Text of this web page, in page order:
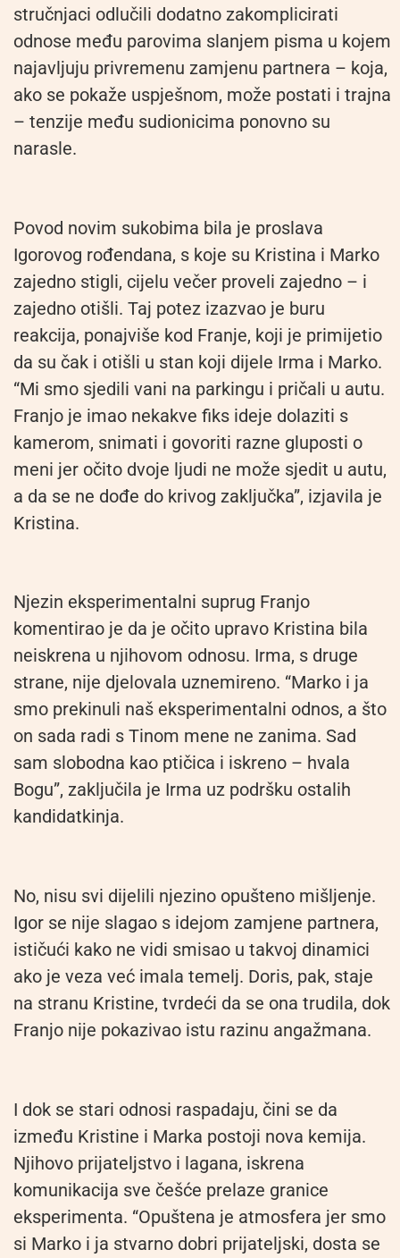
stručnjaci odlučili dodatno zakomplicirati
odnose među parovima slanjem pisma u kojem
najavljuju privremenu zamjenu partnera – koja,
ako se pokaže uspješnom, može postati i trajna
– tenzije među sudionicima ponovno su
narasle.
Povod novim sukobima bila je proslava
Igorovog rođendana, s koje su Kristina i Marko
zajedno stigli, cijelu večer proveli zajedno – i
zajedno otišli. Taj potez izazvao je buru
reakcija, ponajviše kod Franje, koji je primijetio
da su čak i otišli u stan koji dijele Irma i Marko.
“Mi smo sjedili vani na parkingu i pričali u autu.
Franjo je imao nekakve fiks ideje dolaziti s
kamerom, snimati i govoriti razne gluposti o
meni jer očito dvoje ljudi ne može sjedit u autu,
a da se ne dođe do krivog zaključka”, izjavila je
Kristina.
Njezin eksperimentalni suprug Franjo
komentirao je da je očito upravo Kristina bila
neiskrena u njihovom odnosu. Irma, s druge
strane, nije djelovala uznemireno. “Marko i ja
smo prekinuli naš eksperimentalni odnos, a što
on sada radi s Tinom mene ne zanima. Sad
sam slobodna kao ptičica i iskreno – hvala
Bogu”, zaključila je Irma uz podršku ostalih
kandidatkinja.
No, nisu svi dijelili njezino opušteno mišljenje.
Igor se nije slagao s idejom zamjene partnera,
ističući kako ne vidi smisao u takvoj dinamici
ako je veza već imala temelj. Doris, pak, staje
na stranu Kristine, tvrdeći da se ona trudila, dok
Franjo nije pokazivao istu razinu angažmana.
I dok se stari odnosi raspadaju, čini se da
između Kristine i Marka postoji nova kemija.
Njihovo prijateljstvo i lagana, iskrena
komunikacija sve češće prelaze granice
eksperimenta. “Opuštena je atmosfera jer smo
si Marko i ja stvarno dobri prijateljski, dosta se